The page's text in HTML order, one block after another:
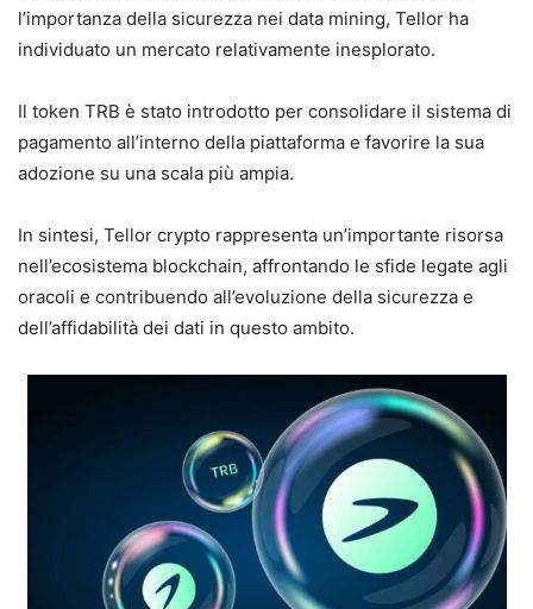
l’importanza della sicurezza nei data mining, Tellor ha
individuato un mercato relativamente inesplorato.
Il token TRB è stato introdotto per consolidare il sistema di
pagamento all’interno della piattaforma e favorire la sua
adozione su una scala più ampia.
In sintesi, Tellor crypto rappresenta un’importante risorsa
nell’ecosistema blockchain, affrontando le sfide legate agli
oracoli e contribuendo all’evoluzione della sicurezza e
dell’affidabilità dei dati in questo ambito.